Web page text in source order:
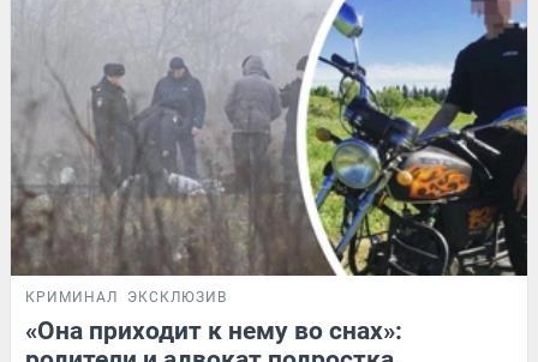
КРИМИНАЛ ЭКСКЛЮЗИВ
«Она приходит к нему во снах»: